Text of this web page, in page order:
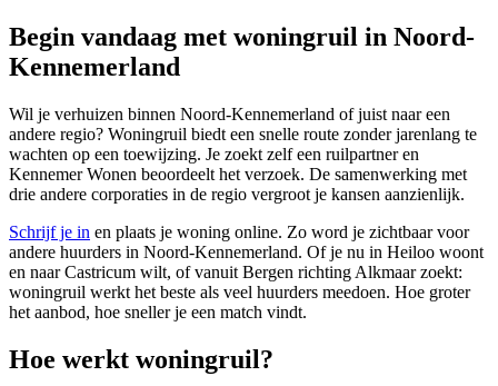
Begin vandaag met woningruil in Noord-
Kennemerland
Wil je verhuizen binnen Noord-Kennemerland of juist naar een
andere regio? Woningruil biedt een snelle route zonder jarenlang te
wachten op een toewijzing. Je zoekt zelf een ruilpartner en
Kennemer Wonen beoordeelt het verzoek. De samenwerking met
drie andere corporaties in de regio vergroot je kansen aanzienlijk.
Schrijf je in en plaats je woning online. Zo word je zichtbaar voor
andere huurders in Noord-Kennemerland. Of je nu in Heiloo woont
en naar Castricum wilt, of vanuit Bergen richting Alkmaar zoekt:
woningruil werkt het beste als veel huurders meedoen. Hoe groter
het aanbod, hoe sneller je een match vindt.
Hoe werkt woningruil?